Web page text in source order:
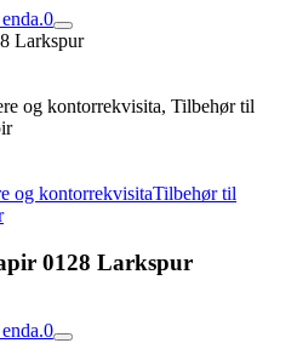
0
Larkspur
og kontorrekvisita, Tilbehør til
og kontorrekvisitaTilbehør til
0128 Larkspur
0